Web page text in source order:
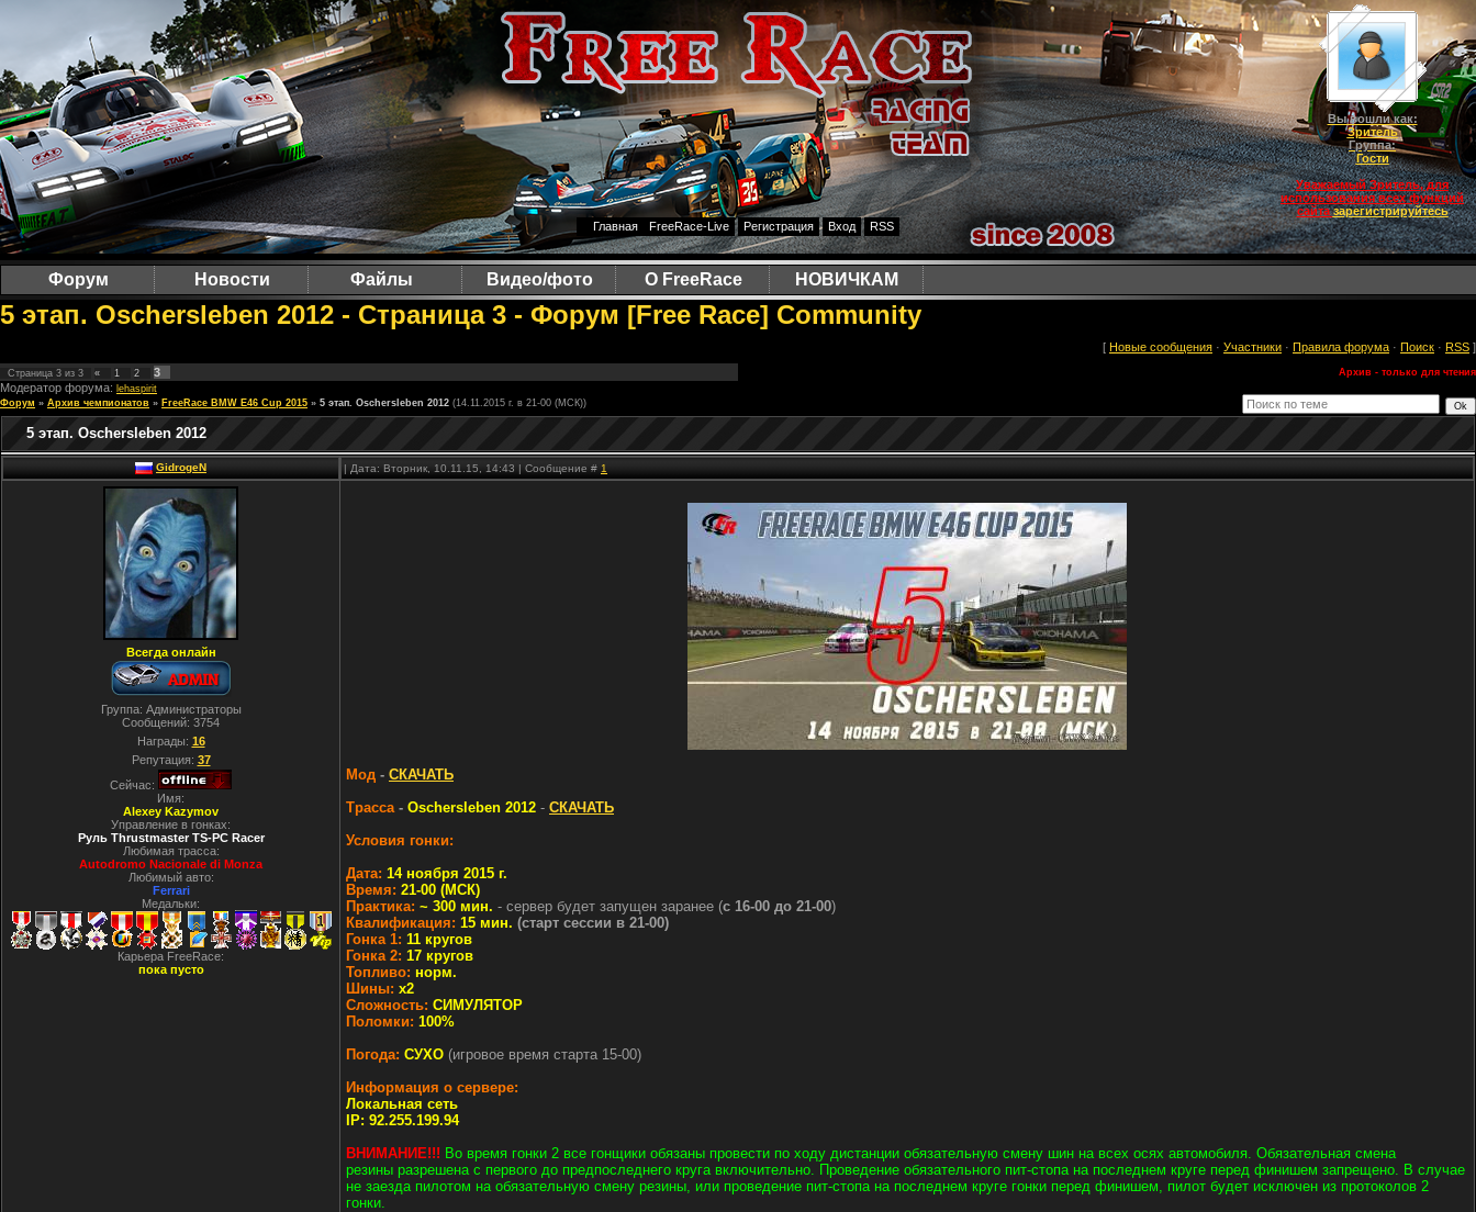
Вы вошли как:
Зритель
Группа:
Гости
Уважаемый Зритель, для
использования всех функций
сайтазарегистрируйтесь
Главная
FreeRace-Live Регистрация Вход RSS
Форум Новости Файлы Видео/фото О FreeRace НОВИЧКАМ
5 этап. Oschersleben 2012 - Страница 3 - Форум [Free Race] Community
[ Новые сообщения · Участники · Правила форума · Поиск · RSS ]
Страница 3 из 3 « 1 2 3 Архив - только для чтения
Модератор форума: lehaspirit
Форум » Архив чемпионатов » FreeRace BMW E46 Cup 2015 » 5 этап. Oschersleben 2012 (14.11.2015 г. в 21-00 (МСК))
5 этап. Oschersleben 2012
GidrogeN | Дата: Вторник, 10.11.15, 14:43 | Сообщение # 1
Всегда онлайн
Группа: Администраторы
Сообщений: 3754
Награды: 16
Репутация: 37
Сейчас:
Имя:
Alexey Kazymov
Управление в гонках:
Руль Thrustmaster TS-PC Racer
Любимая трасса:
Autodromo Nacionale di Monza
Любимый авто:
Ferrari
Медальки:
Карьера FreeRace:
пока пусто
Мод - СКАЧАТЬ
Трасса- Oschersleben 2012 - СКАЧАТЬ
Условия гонки:
Дата: 14 ноября 2015 г.
Время: 21-00 (МСК)
Практика: ~ 300 мин. - сервер будет запущен заранее (с 16-00 до 21-00)
Квалификация: 15 мин. (старт сессии в 21-00)
Гонка 1: 11 кругов
Гонка 2: 17 кругов
Топливо: норм.
Шины: х2
Сложность: СИМУЛЯТОР
Поломки: 100%
Погода: СУХО (игровое время старта 15-00)
Информация о сервере:
Локальная сеть
IP: 92.255.199.94
ВНИМАНИЕ!!! Во время гонки 2 все гонщики обязаны провести по ходу дистанции обязательную смену шин на всех осях автомобиля. Обязательная смена
резины разрешена с первого до предпоследнего круга включительно. Проведение обязательного пит-стопа на последнем круге перед финишем запрещено. В случае
не заезда пилотом на обязательную смену резины, или проведение пит-стопа на последнем круге гонки перед финишем, пилот будет исключен из протоколов 2
гонки.